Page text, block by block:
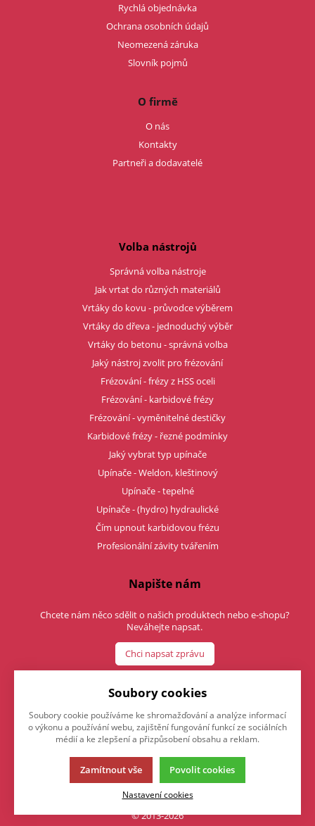
Rychlá objednávka
Ochrana osobních údajů
Neomezená záruka
Slovník pojmů
O firmě
O nás
Kontakty
Partneři a dodavatelé
Volba nástrojů
Správná volba nástroje
Jak vrtat do různých materiálů
Vrtáky do kovu - průvodce výběrem
Vrtáky do dřeva - jednoduchý výběr
Vrtáky do betonu - správná volba
Jaký nástroj zvolit pro frézování
Frézování - frézy z HSS oceli
Frézování - karbidové frézy
Frézování - vyměnitelné destičky
Karbidové frézy - řezné podmínky
Jaký vybrat typ upínače
Upínače - Weldon, kleštinový
Upínače - tepelné
Upínače - (hydro) hydraulické
Čím upnout karbidovou frézu
Profesionální závity tvářením
Napište nám
Chcete nám něco sdělit o našich produktech nebo e-shopu?
Neváhejte napsat.
Chci napsat zprávu
© 2013-2026
Tato stránka používá soubory cookies. Klikněte pro více
K2 e-shop - První e-shop, který uřídí celou vaši
firmu.|
Soubory cookies
Soubory cookie používáme ke shromažďování a analýze informací
o výkonu a používání webu, zajištění fungování funkcí ze sociálních
médií a ke zlepšení a přizpůsobení obsahu a reklam.
Zamítnout vše Povolit cookies
Nastavení cookies